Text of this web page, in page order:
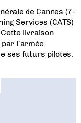
de Cannes (7-
Services (CATS)
livraison
l’armée
ses futurs pilotes.